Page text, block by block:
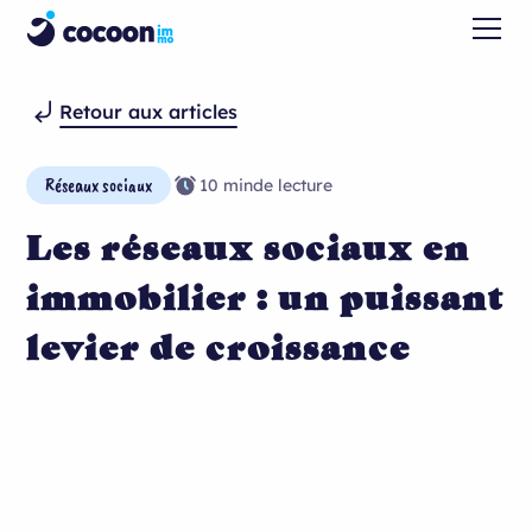
Retour aux articles
Réseaux sociaux 10 minde lecture
Les réseaux sociaux en
immobilier : un puissant
levier de croissance